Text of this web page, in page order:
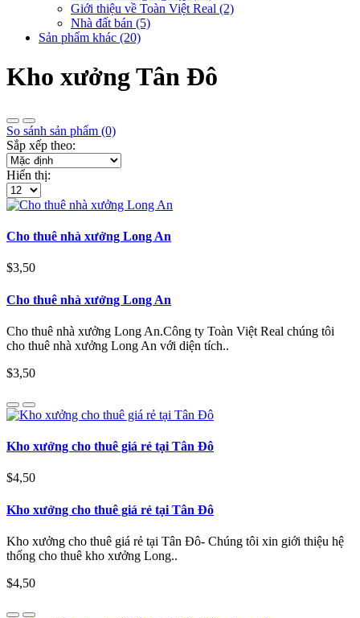
Giới thiệu về Toàn Việt Real (2)
Nhà đất bán (5)
Sản phẩm khác (20)
Kho xưởng Tân Đô
So sánh sản phẩm (0)
Sắp xếp theo:
Hiển thị:
Cho thuê nhà xưởng Long An
$3,50
Cho thuê nhà xưởng Long An
Cho thuê nhà xưởng Long An.Công ty Toàn Việt Real chúng tôi
cho thuê nhà xưởng Long An với diện tích..
$3,50
Kho xưởng cho thuê giá rẻ tại Tân Đô
$4,50
Kho xưởng cho thuê giá rẻ tại Tân Đô
Kho xưởng cho thuê giá rẻ tại Tân Đô- Chúng tôi xin giới thiệu hệ
thống cho thuê kho xưởng Long..
$4,50